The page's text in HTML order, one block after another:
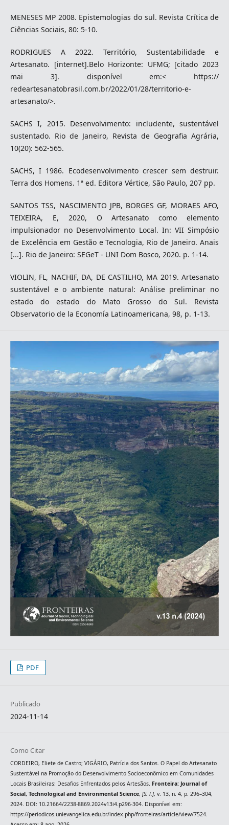
MENESES MP 2008. Epistemologias do sul. Revista Crítica de
Ciências Sociais, 80: 5-10.
RODRIGUES A 2022. Território, Sustentabilidade e
Artesanato. [internet].Belo Horizonte: UFMG; [citado 2023
mai 3]. disponível em:< https://
redeartesanatobrasil.com.br/2022/01/28/territorio-e-
artesanato/>.
SACHS I, 2015. Desenvolvimento: includente, sustentável
sustentado. Rio de Janeiro, Revista de Geografia Agrária,
10(20): 562-565.
SACHS, I 1986. Ecodesenvolvimento crescer sem destruir.
Terra dos Homens. 1ª ed. Editora Vértice, São Paulo, 207 pp.
SANTOS TSS, NASCIMENTO JPB, BORGES GF, MORAES AFO,
TEIXEIRA, E, 2020, O Artesanato como elemento
impulsionador no Desenvolvimento Local. In: VII Simpósio
de Excelência em Gestão e Tecnologia, Rio de Janeiro. Anais
[...]. Rio de Janeiro: SEGeT - UNI Dom Bosco, 2020. p. 1-14.
VIOLIN, FL, NACHIF, DA, DE CASTILHO, MA 2019. Artesanato
sustentável e o ambiente natural: Análise preliminar no
estado do estado do Mato Grosso do Sul. Revista
Observatorio de la Economía Latinoamericana, 98, p. 1-13.
PDF
Publicado
2024-11-14
Como Citar
CORDEIRO, Eliete de Castro; VIGÁRIO, Patrícia dos Santos. O Papel do Artesanato
Sustentável na Promoção do Desenvolvimento Socioeconômico em Comunidades
Locais Brasileiras: Desafios Enfrentados pelos Artesãos. Fronteira: Journal of
Social, Technological and Environmental Science, [S. l.], v. 13, n. 4, p. 296–304,
2024. DOI: 10.21664/2238-8869.2024v13i4.p296-304. Disponível em:
https://periodicos.unievangelica.edu.br/index.php/fronteiras/article/view/7524.